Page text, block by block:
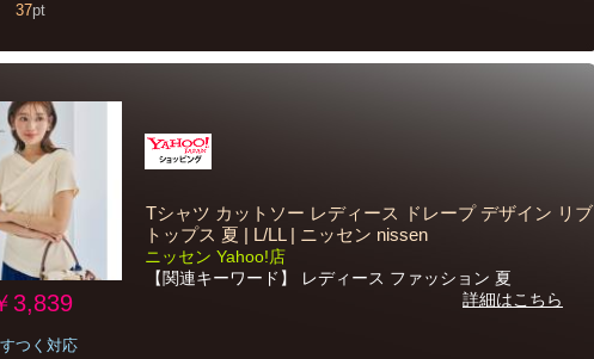
37pt
3,839
つく対応
Tシャツ カットソー レディース ドレープ デザイン リブ
トップス 夏 | L/LL | ニッセン nissen
ニッセン Yahoo!店
【関連キーワード】 レディース ファッション 夏
詳細はこちら